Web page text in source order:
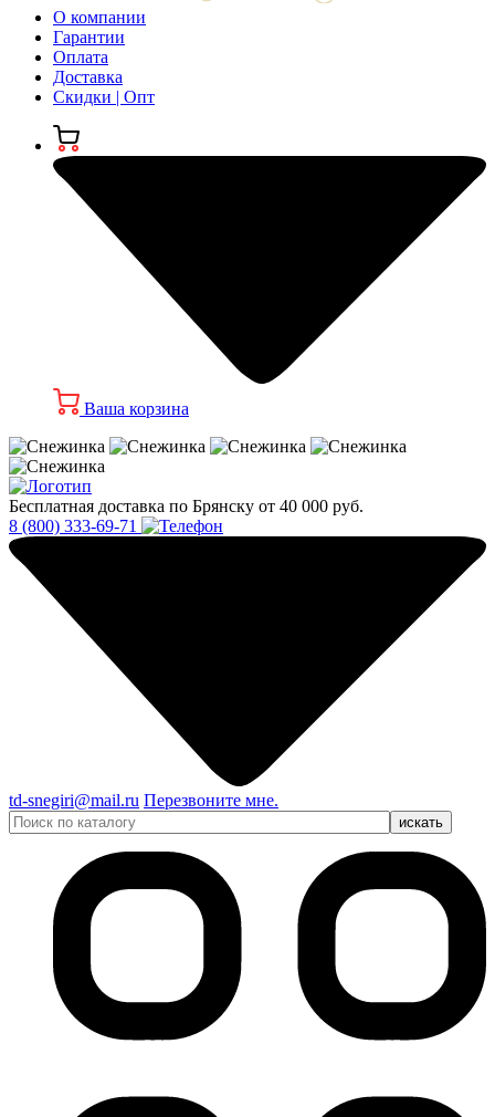
О компании
Гарантии
Оплата
Доставка
Скидки | Опт
Ваша корзина
Бесплатная доставка по Брянску от 40 000 руб.
8 (800) 333-69-71
td-snegiri@mail.ru Перезвоните мне.